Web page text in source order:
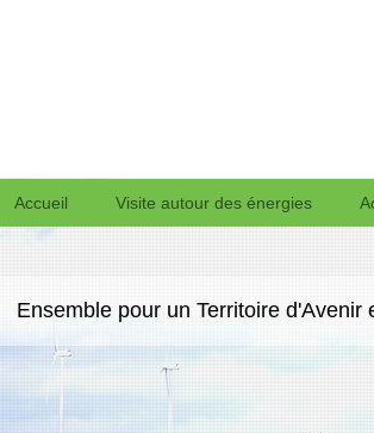
Accueil Visite autour des énergies
Ensemble pour un Territoire d'Avenir